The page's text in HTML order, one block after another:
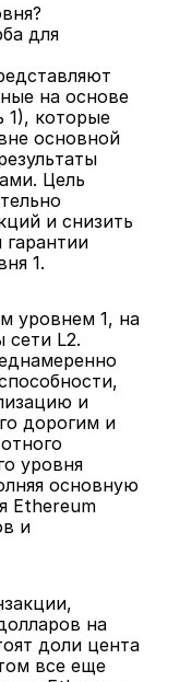
для
на основе
1), которые
основной
Цель
и снизить
гарантии
1.
уровнем 1, на
сети L2.
и
дорогим и
уровня
основную
Ethereum
и
на
доли цента
все еще